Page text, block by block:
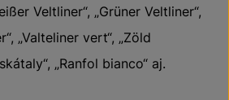
Veltliner“, „Grüner Veltliner“,
„Valteliner vert“, „Zöld
„Ranfol bianco“ aj.